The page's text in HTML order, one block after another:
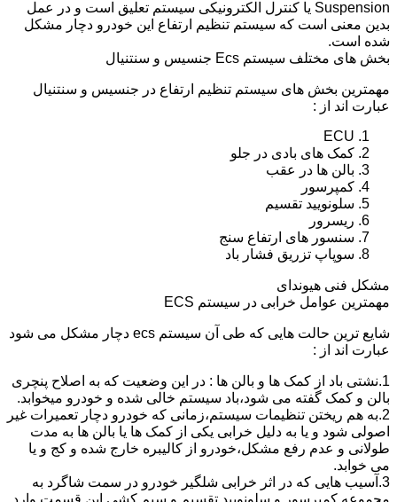
Suspension یا کنترل الکترونیکی سیستم تعلیق است و در عمل
بدین معنی است که سیستم تنظیم ارتفاع این خودرو دچار مشکل
شده است.
بخش های مختلف سیستم Ecs جنسیس و سنتنیال
مهمترین بخش های سیستم تنظیم ارتفاع در جنسیس و سنتنیال
عبارت اند از :
ECU
کمک های بادی در جلو
بالن ها در عقب
کمپرسور
سلونویید تقسیم
ریسرور
سنسور های ارتفاع سنج
سوپاپ تزریق فشار باد
مشکل فنی هیوندای
مهمترین عوامل خرابی در سیستم ECS
شایع ترین حالت هایی که طی آن سیستم ecs دچار مشکل می شود
عبارت اند از :
1.نشتی باد از کمک ها و بالن ها : در این وضعیت که به اصلاح پنچری
بالن و کمک گفته می شود،باد سیستم خالی شده و خودرو میخوابد.
2.به هم ریختن تنظیمات سیستم،زمانی که خودرو دچار تعمیرات غیر
اصولی شود و یا به دلیل خرابی یکی از کمک ها یا بالن ها به مدت
طولانی و عدم رفع مشکل،خودرو از کالیبره خارج شده و کج و یا
می خوابد.
3.آسیب هایی که در اثر خرابی شلگیر خودرو در سمت شاگرد به